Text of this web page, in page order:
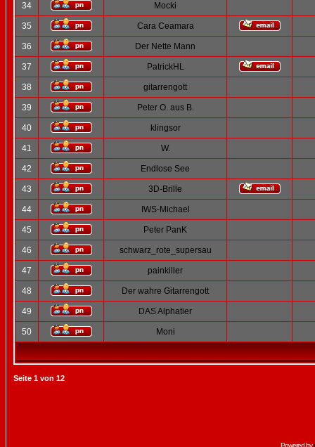
34 Mocki
35 Cara Ceamara
36 Der Nette Mann
37 PatrickHL
38 gitarrengott
39 Peter O. aus B.
40 klingsor
41 W.
42 Endlose See
43 3D-Brille
44 IWS-Michael
45 Peter PanK
46 schwarz_rote_supersau
47 painkiller
48 Der wahre Gitarrengott
49 DAS Alphatier
50 Moni
Seite 1 von 12
Powered by